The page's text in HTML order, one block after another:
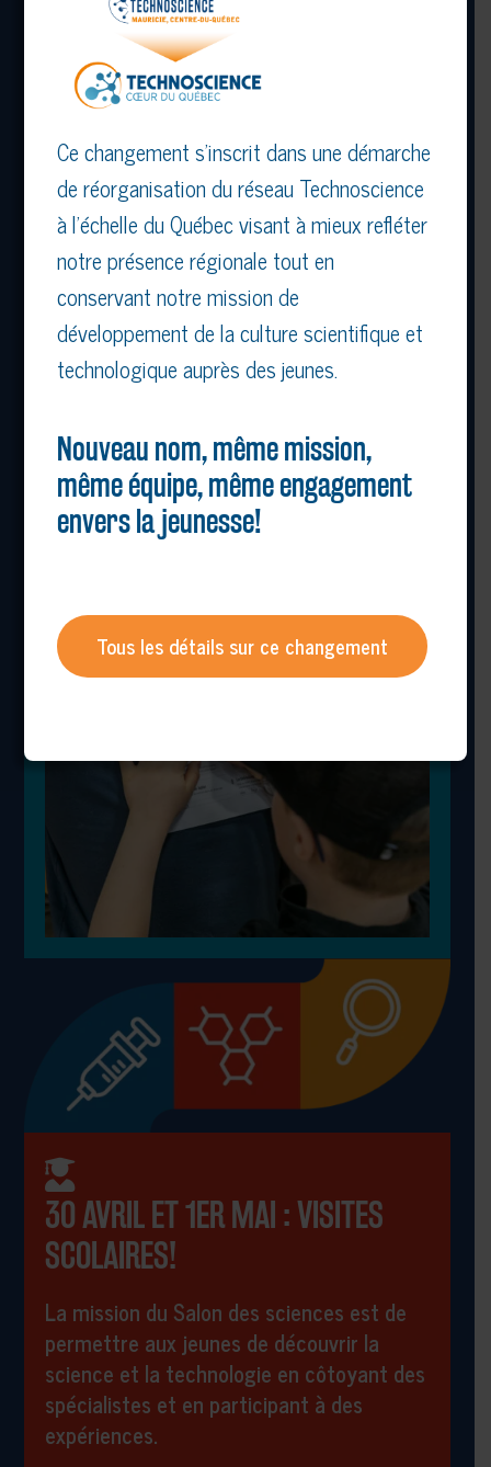
2 MAI : JOURNÉE GRAND PUBLIC!
Seul, entre amis ou en famille, venez
mettre les mains dans la science!
est GRATUITE, mais vos contributions
volontaires soutiendront la relève
scientifique.)
Sur place : kiosque de collations pour les
petites fringales
(Prévoyez de l’argent comptant!)
30 AVRIL ET 1ER MAI : VISITES
SCOLAIRES!
La mission du Salon des sciences est de
permettre aux jeunes de découvrir la
science et la technologie en côtoyant des
spécialistes et en participant à des
expériences.
Ce changement s’inscrit dans une démarche
de réorganisation du réseau Technoscience
à l’échelle du Québec visant à mieux refléter
notre présence régionale tout en
conservant notre mission de
développement de la culture scientifique et
technologique auprès des jeunes.
Nouveau nom, même mission,
même équipe, même engagement
envers la jeunesse!
Tous les détails sur ce changement